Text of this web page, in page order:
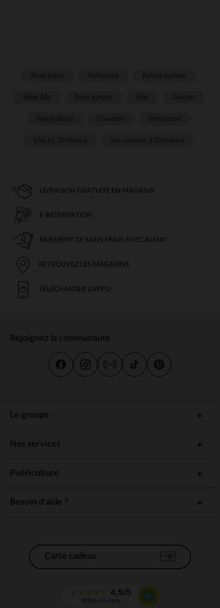
LIVRAISON GRATUITE EN MAGASIN
E-RÉSERVATION
PAIEMENT 3X SANS FRAIS AVEC ALMA*
RETROUVEZ LES MAGASINS
TÉLÉCHARGER L'APPLI
Rejoignez la communauté
Le groupe
Nos services
Puériculture
Besoin d'aide ?
Carte cadeau